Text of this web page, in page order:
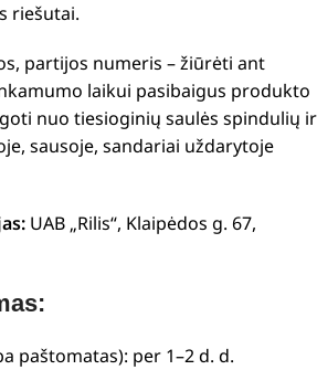
riešutai.
partijos numeris – žiūrėti ant
laikui pasibaigus produkto
nuo tiesioginių saulės spindulių ir
sausoje, sandariai uždarytoje
UAB „Rilis“, Klaipėdos g. 67,
paštomatas): per 1–2 d. d.